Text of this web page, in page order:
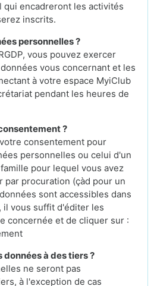
encadreront les activités
inscrits.
personnelles ?
vous pouvez exercer
vous concernant et les
à votre espace MyiClub
pendant les heures de
?
consentement pour
personnelles ou celui d'un
pour lequel vous avez
par procuration (çàd pour un
sont accessibles dans
il vous suffit d'éditer les
concernée et de cliquer sur :
à des tiers ?
ne seront pas
à l'exception de cas